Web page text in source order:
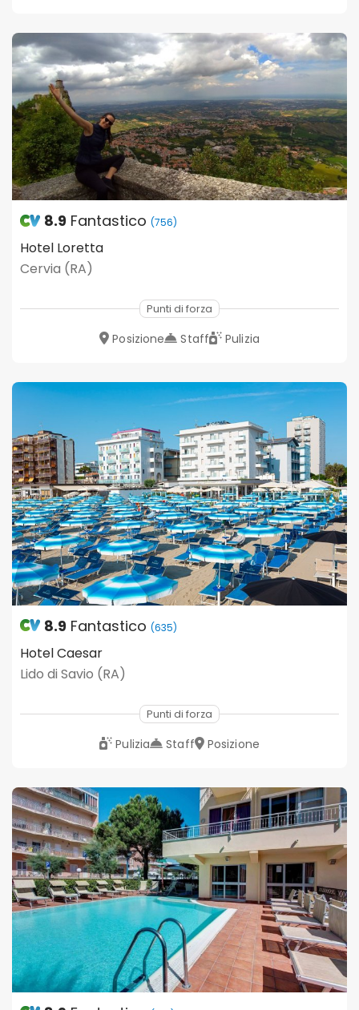
8.9 Fantastico (756)
Hotel Loretta
Cervia (RA)
Punti di forza
Posizione Staff Pulizia
8.9 Fantastico (635)
Hotel Caesar
Lido di Savio (RA)
Punti di forza
Pulizia Staff Posizione